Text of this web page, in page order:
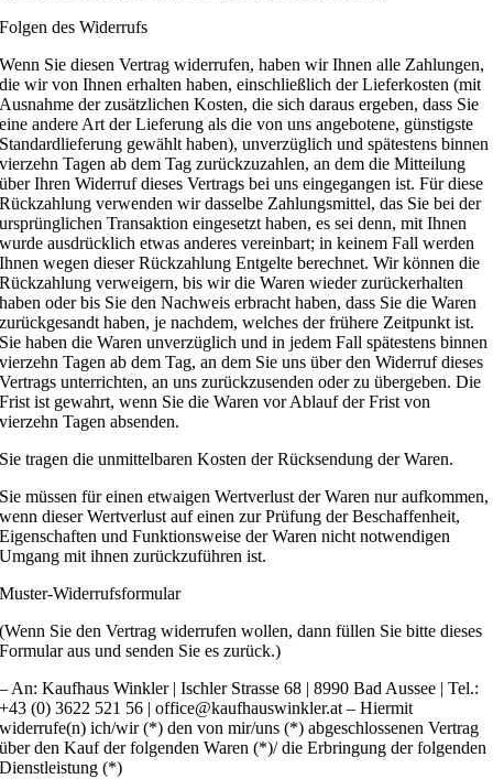
Folgen des Widerrufs
Wenn Sie diesen Vertrag widerrufen, haben wir Ihnen alle Zahlungen,
die wir von Ihnen erhalten haben, einschließlich der Lieferkosten (mit
Ausnahme der zusätzlichen Kosten, die sich daraus ergeben, dass Sie
eine andere Art der Lieferung als die von uns angebotene, günstigste
Standardlieferung gewählt haben), unverzüglich und spätestens binnen
vierzehn Tagen ab dem Tag zurückzuzahlen, an dem die Mitteilung
über Ihren Widerruf dieses Vertrags bei uns eingegangen ist. Für diese
Rückzahlung verwenden wir dasselbe Zahlungsmittel, das Sie bei der
ursprünglichen Transaktion eingesetzt haben, es sei denn, mit Ihnen
wurde ausdrücklich etwas anderes vereinbart; in keinem Fall werden
Ihnen wegen dieser Rückzahlung Entgelte berechnet. Wir können die
Rückzahlung verweigern, bis wir die Waren wieder zurückerhalten
haben oder bis Sie den Nachweis erbracht haben, dass Sie die Waren
zurückgesandt haben, je nachdem, welches der frühere Zeitpunkt ist.
Sie haben die Waren unverzüglich und in jedem Fall spätestens binnen
vierzehn Tagen ab dem Tag, an dem Sie uns über den Widerruf dieses
Vertrags unterrichten, an uns zurückzusenden oder zu übergeben. Die
Frist ist gewahrt, wenn Sie die Waren vor Ablauf der Frist von
vierzehn Tagen absenden.
Sie tragen die unmittelbaren Kosten der Rücksendung der Waren.
Sie müssen für einen etwaigen Wertverlust der Waren nur aufkommen,
wenn dieser Wertverlust auf einen zur Prüfung der Beschaffenheit,
Eigenschaften und Funktionsweise der Waren nicht notwendigen
Umgang mit ihnen zurückzuführen ist.
Muster-Widerrufsformular
(Wenn Sie den Vertrag widerrufen wollen, dann füllen Sie bitte dieses
Formular aus und senden Sie es zurück.)
– An: Kaufhaus Winkler | Ischler Strasse 68 | 8990 Bad Aussee | Tel.:
+43 (0) 3622 521 56 | office@kaufhauswinkler.at – Hiermit
widerrufe(n) ich/wir (*) den von mir/uns (*) abgeschlossenen Vertrag
über den Kauf der folgenden Waren (*)/ die Erbringung der folgenden
Dienstleistung (*)